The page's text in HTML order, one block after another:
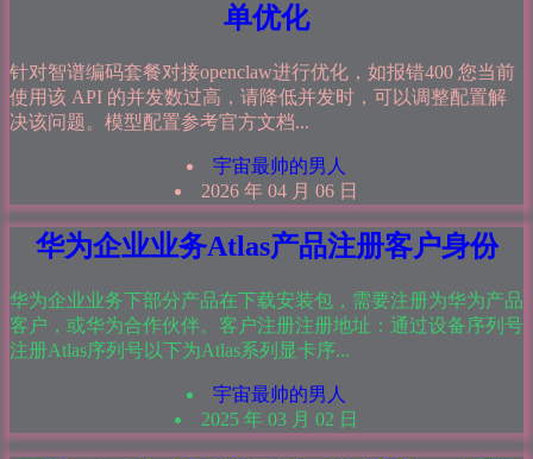
单优化
针对智谱编码套餐对接openclaw进行优化，如报错400 您当前
使用该 API 的并发数过高，请降低并发时，可以调整配置解
决该问题。模型配置参考官方文档...
宇宙最帅的男人
2026 年 04 月 06 日
华为企业业务Atlas产品注册客户身份
华为企业业务下部分产品在下载安装包，需要注册为华为产品
客户，或华为合作伙伴。客户注册注册地址：通过设备序列号
注册Atlas序列号以下为Atlas系列显卡序...
宇宙最帅的男人
2025 年 03 月 02 日